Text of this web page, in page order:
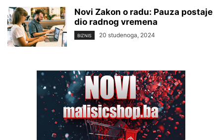
Novi Zakon o radu: Pauza postaje
dio radnog vremena
BIZNIS 20 studenoga, 2024